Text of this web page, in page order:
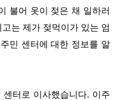
불어 옷이 젖은 채 일하러
는 제가 젖먹이가 있는 엄
민 센터에 대한 정보를 알
터로 이사했습니다. 이주